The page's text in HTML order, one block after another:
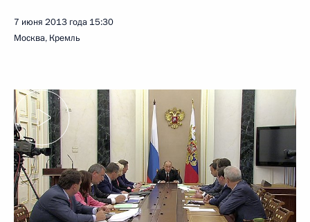
7 июня 2013 года 15:30
Москва, Кремль